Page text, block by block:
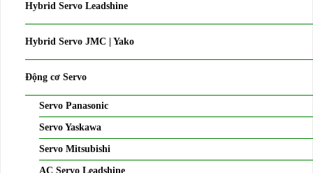
Hybrid Servo Leadshine
Hybrid Servo JMC | Yako
Động cơ Servo
Servo Panasonic
Servo Yaskawa
Servo Mitsubishi
AC Servo Leadshine